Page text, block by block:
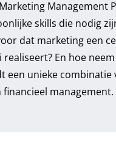
Management
skills die nodig
dat marketing een
En hoe
unieke
management.